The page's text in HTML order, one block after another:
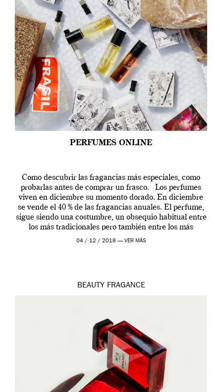
PERFUMES ONLINE
Como descubrir las fragancias más especiales, como
probarlas antes de comprar un frasco. Los perfumes
viven en diciembre su momento dorado. En diciembre
se vende el 40 % de las fragancias anuales. El perfume,
sigue siendo una costumbre, un obsequio habitual entre
los más tradicionales pero también entre los más
modernos. Estos días ha […]
04 / 12 / 2018 — VER MÁS
BEAUTY FRAGANCE